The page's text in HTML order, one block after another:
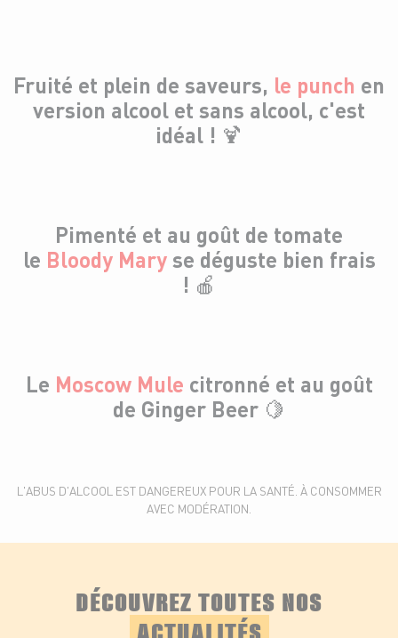
Fruité et plein de saveurs, le punch en
version alcool et sans alcool, c'est
idéal ! 🍹
Pimenté et au goût de tomate
le Bloody Maryse déguste bien frais
! 🍎
Le Moscow Mule citronné et au goût
de Ginger Beer 🍋
L'ABUS D'ALCOOL EST DANGEREUX POUR LA SANTÉ. À CONSOMMER
AVEC MODÉRATION.
DÉCOUVREZ TOUTES NOS
ACTUALITÉS